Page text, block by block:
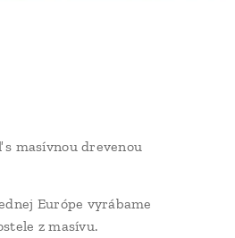
masívnou drevenou
Európe vyrábame
z masívu.